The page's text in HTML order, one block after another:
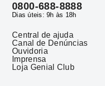
0800-688-8888
Dias úteis: 9h às 18h
Central de ajuda
Canal de Denúncias
Ouvidoria
Imprensa
Loja Genial Club